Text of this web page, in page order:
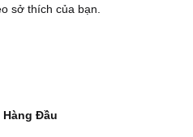
sở thích của bạn.
Hàng Đầu